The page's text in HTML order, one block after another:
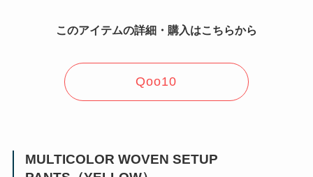
このアイテムの詳細・購入はこちらから
Qoo10
MULTICOLOR WOVEN SETUP